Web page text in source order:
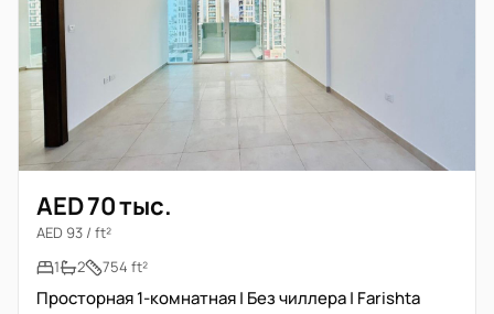
AED 70 тыс.
AED 93 / ft²
1
2 754 ft²
Просторная 1-комнатная | Без чиллера | Farishta